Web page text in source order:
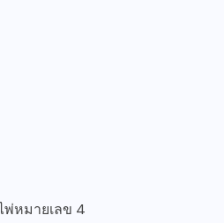
พ่หมายเลข 4